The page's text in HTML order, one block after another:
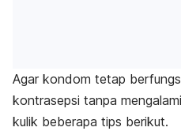
Agar kondom tetap
kontrasepsi tanpa
kulik beberapa tips berikut.